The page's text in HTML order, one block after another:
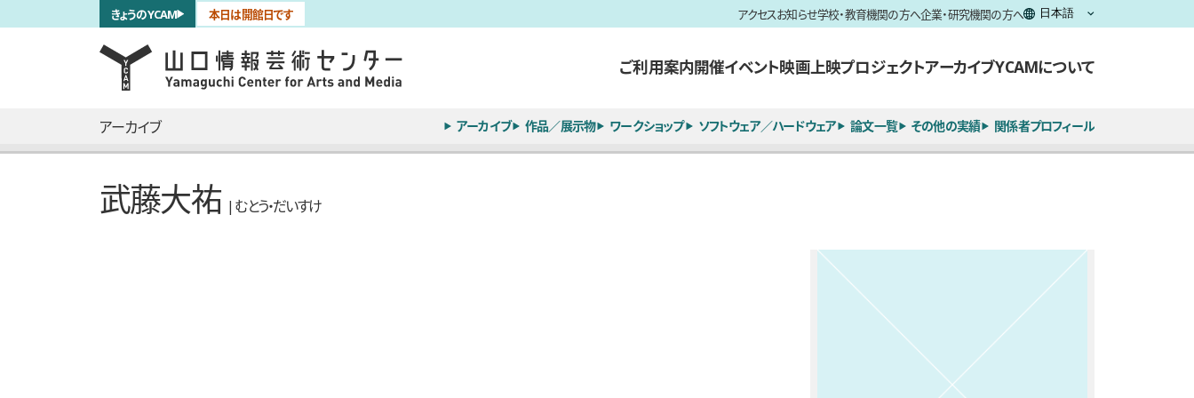
skip to main content 本日は開館日です
きょうのYCAM アクセスお知らせ学校・教育機関の方へ企業・研究機関の方へ
言語を切り替える
メインナビゲーション
ご利用案内開催イベント映画上映プロジェクトアーカイブYCAMについて
アーカイブ アーカイブ 作品／展示物 ワークショップ ソフトウェア／ハードウェア 論文一覧 その他の実績 関係者プロフィール
武藤大祐 | むとう・だいすけ